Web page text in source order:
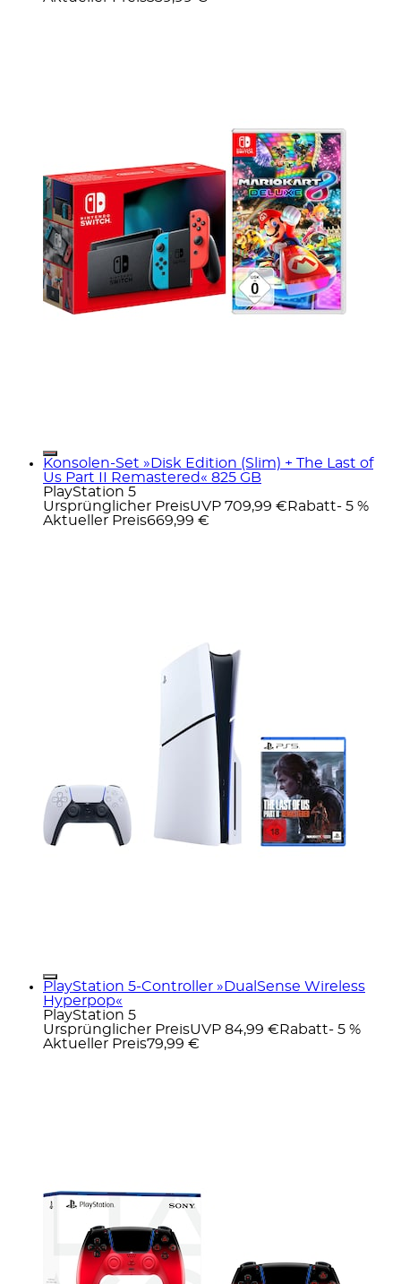
Konsolen-Set »Disk Edition (Slim) + The Last of
Us Part II Remastered« 825 GB
PlayStation 5
Ursprünglicher PreisUVP 709,99 € Rabatt- 5 %
Aktueller Preis669,99 €
PlayStation 5-Controller »DualSense Wireless
Hyperpop«
PlayStation 5
Ursprünglicher PreisUVP 84,99 € Rabatt- 5 %
Aktueller Preis79,99 €